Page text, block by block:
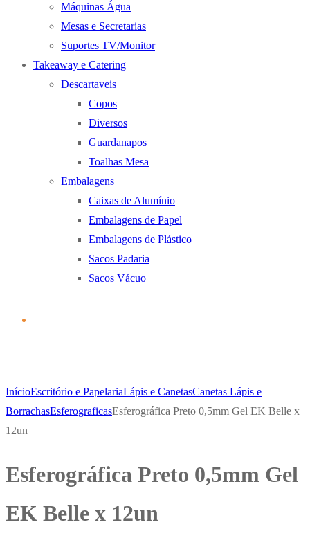
Máquinas Água
Mesas e Secretarias
Suportes TV/Monitor
Takeaway e Catering
Descartaveis
Copos
Diversos
Guardanapos
Toalhas Mesa
Embalagens
Caixas de Alumínio
Embalagens de Papel
Embalagens de Plástico
Sacos Padaria
Sacos Vácuo
InícioEscritório e PapelariaLápis e CanetasCanetas Lápis e
BorrachasEsferograficasEsferográfica Preto 0,5mm Gel EK Belle x
12un
Esferográfica Preto 0,5mm Gel
EK Belle x 12un